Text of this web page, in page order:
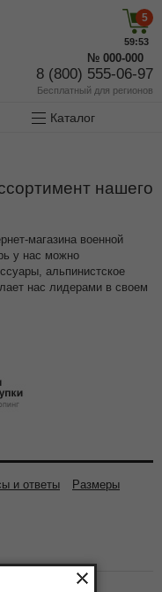
8 (800) 555-06-97
Бесплатный для регионов
5
59:53
№ 000-000
Каталог
нашего
магазина военной
у нас можно
альпинистское
нас лидерами в своем
и ответы
Размеры